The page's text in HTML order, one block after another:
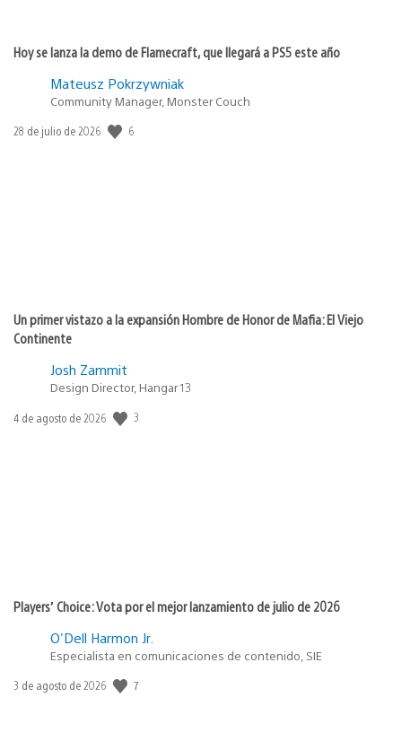
Hoy se lanza la demo de Flamecraft, que llegará a PS5 este año
Mateusz Pokrzywniak
Community Manager, Monster Couch
Fecha
28 de julio de 2026 6
Un primer vistazo a la expansión Hombre de Honor de Mafia: El Viejo
Continente
Josh Zammit
Design Director, Hangar 13
Fecha
4 de agosto de 2026 3
Players’ Choice: Vota por el mejor lanzamiento de julio de 2026
O'Dell Harmon Jr.
Especialista en comunicaciones de contenido, SIE
Fecha
3 de agosto de 2026 7